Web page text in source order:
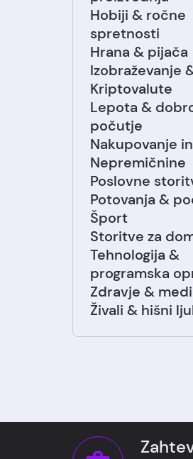
Hobiji & ročne
spretnosti
Hrana & pijača
Izobraževanje
Kriptovalute
Lepota &
počutje
Nakupovanje
Nepremičnine
Poslovne
Potovanja &
Šport
Storitve za
Tehnologija &
programska
Zdravje &
Živali & hišni